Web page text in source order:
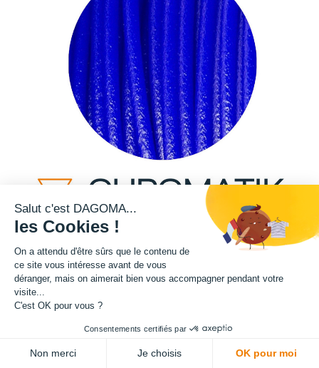
Cette bobine de filament de la teinte bleue fait partie de notre gamme de
filament PRO. Grâce à un ajout de microfibre de verre dans sa
composition, ce filament présente une exceptionnelle qualité en terme de
tractions : tout y est pour l'impression des pièces que vous souhaitez les
plus durables et rigides possible. Ce filament réputé technique est donc
Salut c'est DAGOMA...
les Cookies !
On a attendu d'être sûrs que le contenu de
ce site vous intéresse avant de vous
déranger, mais on aimerait bien vous accompagner pendant votre
visite...
C'est OK pour vous ?
Consentements certifiés par
Non merci Je choisis OK pour moi